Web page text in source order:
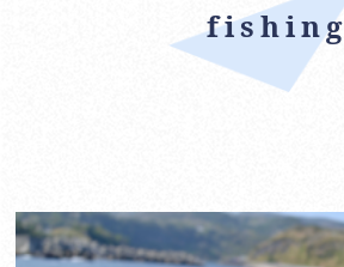
fishing